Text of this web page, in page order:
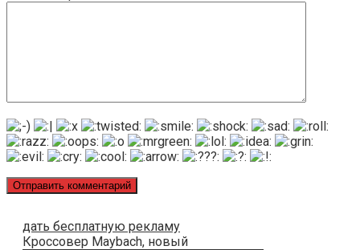
дать бесплатную рекламу
Кроссовер Maybach, новый